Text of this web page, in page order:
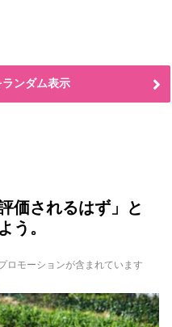
ンダム表示
価されるはず」と
う。
ロモーションが含まれています